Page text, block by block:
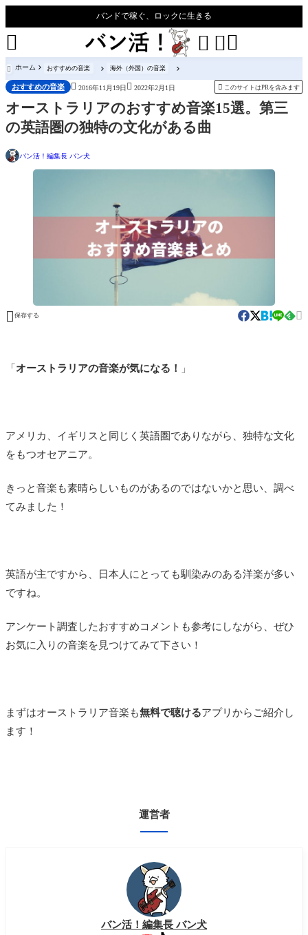
バンドで稼ぐ、ロックに生きる
 

 ホーム おすすめの音楽 海外（外国）の音楽
おすすめの音楽  2016年11月19日  2022年2月1日  このサイトはPRを含みます
オーストラリアのおすすめ音楽15選。第三
の英語圏の独特の文化がある曲
バン活！編集長 バン犬
 保存する 
「 オーストラリアの音楽が気になる！ 」
アメリカ、イギリスと同じく英語圏でありながら、独特な文化
をもつオセアニア。
きっと音楽も素晴らしいものがあるのではないかと思い、調べ
てみました！
英語が主ですから、日本人にとっても馴染みのある洋楽が多い
ですね。
アンケート調査したおすすめコメントも参考にしながら、ぜひ
お気に入りの音楽を見つけてみて下さい！
まずはオーストラリア音楽も無料で聴けるアプリからご紹介し
ます！
運営者
バン活！編集長 バン犬